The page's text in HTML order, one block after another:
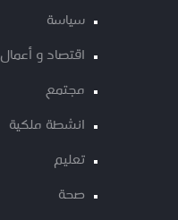
سياسة
اقتصاد و أعمال
مجتمع
انشطة ملكية
تعليم
صحة